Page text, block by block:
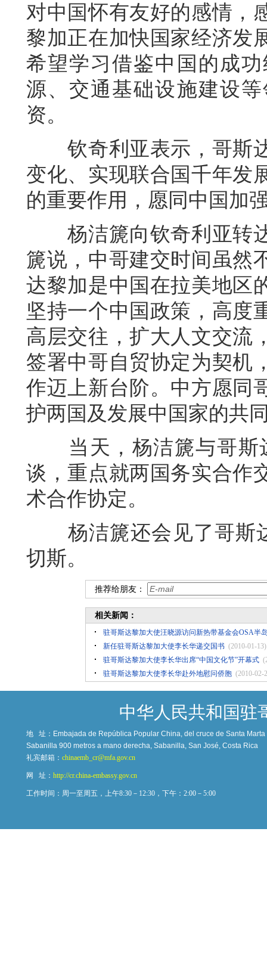
对中国怀有友好的感情，
黎加正在加快国家经济发
希望学习借鉴中国的成
源、交通基础设施建设
资。
钦奇利亚表示，哥斯达
变化、实现联合国千年发
的重要作用，愿同中国加
杨洁篪向钦奇利亚转达
篪说，中哥建交时间虽然
达黎加是中国在拉美地区
坚持一个中国政策，高度
高层交往，扩大人文交流
签署中哥自贸协定为契机
作迈上新台阶。中方愿同
护两国及发展中国家的共
当天，杨洁篪与哥斯
谈，重点就两国务实合作
术合作协定。
杨洁篪还会见了哥斯达
切斯。
推荐给朋友：
相关新闻：
驻哥斯达黎加大使汪晓源访问新热带基金会OSA半
新任驻哥斯达黎加大使李长华递交国书 (2010-01-13)
驻哥斯达黎加大使李长华出席“中国文化节”开幕式
驻哥斯达黎加大使李长华赴外地慰问侨胞 (2010-02-
中华人民共和国驻
地 址： Embajada de República Popular China, del cruce de Santa
Sabanilla 900 metros a mano derecha, Sabanilla, San José, Costa Rica
礼宾邮箱： chinaemb_cr@mfa.gov.cn
网 址： http://cr.china-embassy.gov.cn
工作时间：周一至周五，上午8:30－12:30，下午：2:00－5:00